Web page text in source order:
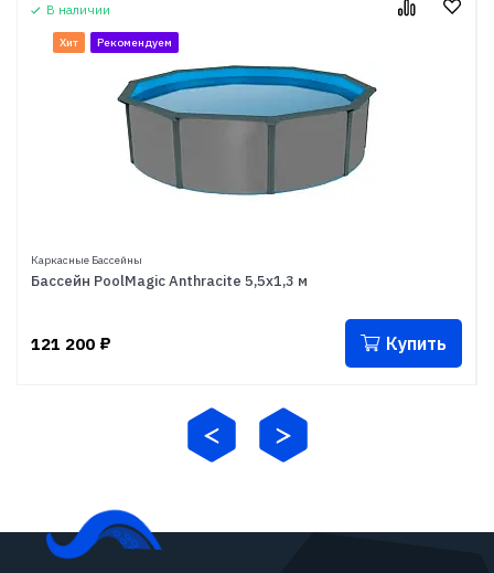
В наличии
Хит Рекомендуем
Каркасные Бассейны
Бассейн PoolMagic Anthracite 5,5x1,3 м
121 200 ₽ Купить